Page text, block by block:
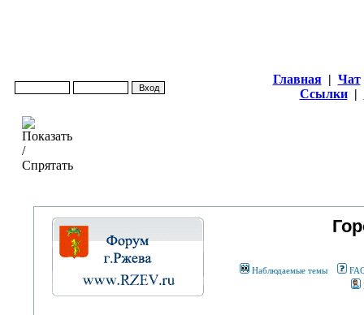
Главная | Чат
Ссылки |
Наблюдаемые темы